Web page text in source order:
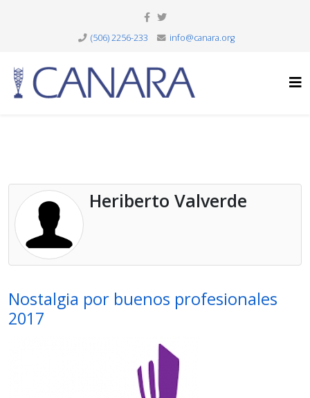
(506) 2256-233 info@canara.org
Heriberto Valverde
Nostalgia por buenos profesionales
2017